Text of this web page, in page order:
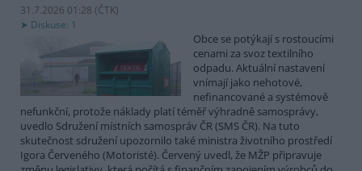
31.7.2026 01:28 (ČTK)
Diskuse: 1
Obce se potýkají s rostoucími
cenami za svoz textilního
odpadu. Aktuální nastavení
vnímají jako nehotové,
nefinancované a systémově
nefunkční, protože náklady platí téměř výhradně samosprávy,
uvedlo Sdružení místních samospráv ČR (SMS ČR). Na tuto
skutečnost sdružení upozornilo také ministra životního prostředí
Igora Červeného (Motoristé). Červený uvedl, že MŽP připravuje